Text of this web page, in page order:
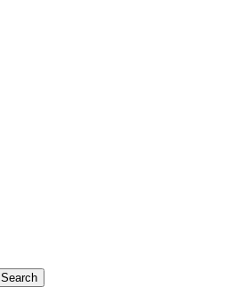
Search